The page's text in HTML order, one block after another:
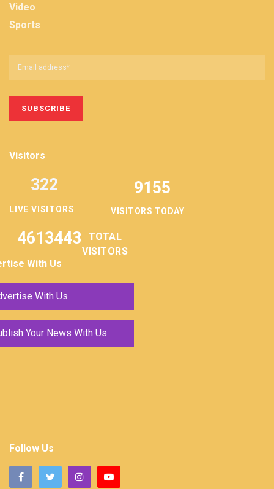
Video
Sports
Visitors
LIVE VISITORS
322 9155
VISITORS TODAY
4613443
TOTAL
VISITORS
With Us
With Us
Your News With Us
Follow Us